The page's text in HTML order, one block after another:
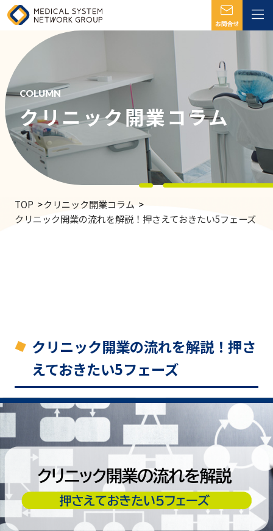
COLUMN
クリニック開業コラム
TOP
クリニック開業コラム
クリニック開業の流れを解説！押さえておきたい5フェーズ
クリニック開業の流れを解説！押さ
えておきたい5フェーズ